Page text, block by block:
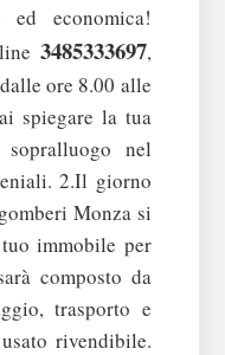
ed economica!
3485333697,
ore 8.00 alle
spiegare la tua
nel
2.Il giorno
Monza si
immobile per
composto da
trasporto e
rivendibile.